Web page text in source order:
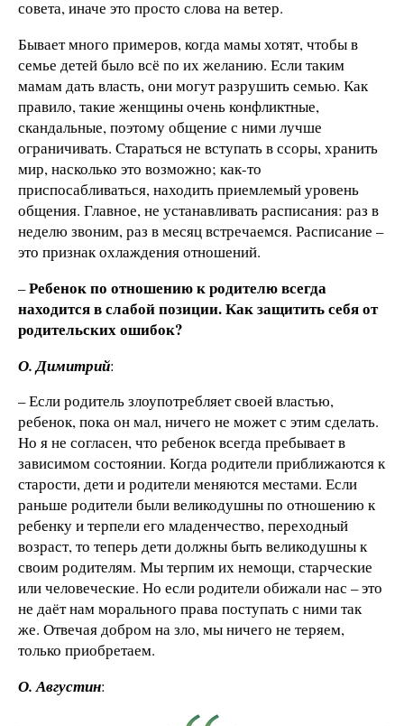
совета, иначе это просто слова на ветер.
Бывает много примеров, когда мамы хотят, чтобы в
семье детей было всё по их желанию. Если таким
мамам дать власть, они могут разрушить семью. Как
правило, такие женщины очень конфликтные,
скандальные, поэтому общение с ними лучше
ограничивать. Стараться не вступать в ссоры, хранить
мир, насколько это возможно; как-то
приспосабливаться, находить приемлемый уровень
общения. Главное, не устанавливать расписания: раз в
неделю звоним, раз в месяц встречаемся. Расписание –
это признак охлаждения отношений.
–Ребенок по отношению к родителю всегда
находится в слабой позиции. Как защитить себя от
родительских ошибок?
О. Димитрий:
– Если родитель злоупотребляет своей властью,
ребенок, пока он мал, ничего не может с этим сделать.
Но я не согласен, что ребенок всегда пребывает в
зависимом состоянии. Когда родители приближаются к
старости, дети и родители меняются местами. Если
раньше родители были великодушны по отношению к
ребенку и терпели его младенчество, переходный
возраст, то теперь дети должны быть великодушны к
своим родителям. Мы терпим их немощи, старческие
или человеческие. Но если родители обижали нас – это
не даёт нам морального права поступать с ними так
же. Отвечая добром на зло, мы ничего не теряем,
только приобретаем.
О. Августин: